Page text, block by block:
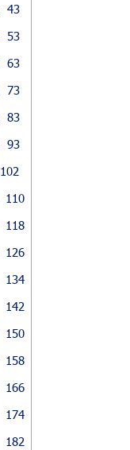
43
53
63
73
83
93
102
110
118
126
134
142
150
158
166
174
182